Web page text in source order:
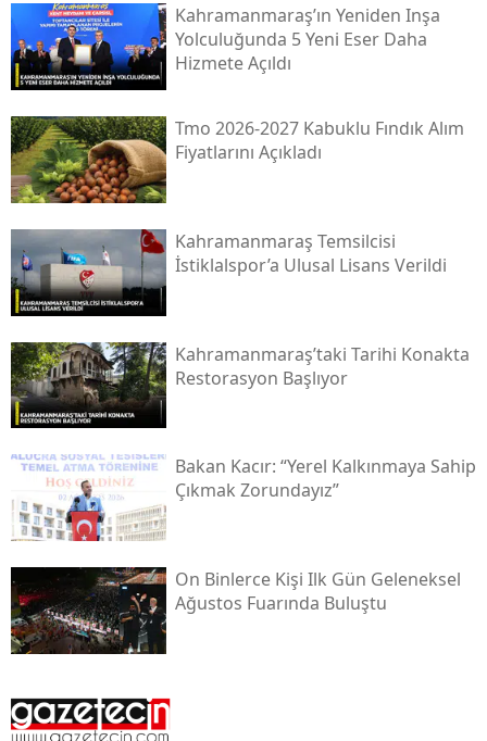
Kahramanmaraş’ın Yeniden Inşa
Yolculuğunda 5 Yeni Eser Daha
Hizmete Açıldı
Tmo 2026-2027 Kabuklu Fındık Alım
Fiyatlarını Açıkladı
Kahramanmaraş Temsilcisi
İstiklalspor’a Ulusal Lisans Verildi
Kahramanmaraş’taki Tarihi Konakta
Restorasyon Başlıyor
Bakan Kacır: “yerel Kalkınmaya Sahip
Çıkmak Zorundayız”
On Binlerce Kişi Ilk Gün Geleneksel
Ağustos Fuarında Buluştu